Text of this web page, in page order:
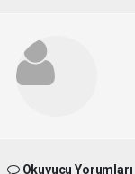
Okuyucu Yorumları